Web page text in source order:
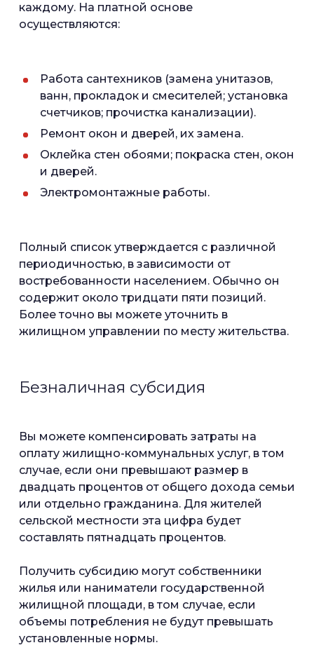
каждому. На платной основе
осуществляются:
Работа сантехников (замена унитазов,
ванн, прокладок и смесителей; установка
счетчиков; прочистка канализации).
Ремонт окон и дверей, их замена.
Оклейка стен обоями; покраска стен, окон
и дверей.
Электромонтажные работы.
Полный список утверждается с различной
периодичностью, в зависимости от
востребованности населением. Обычно он
содержит около тридцати пяти позиций.
Более точно вы можете уточнить в
жилищном управлении по месту жительства.
Безналичная субсидия
Вы можете компенсировать затраты на
оплату жилищно-коммунальных услуг, в том
случае, если они превышают размер в
двадцать процентов от общего дохода семьи
или отдельно гражданина. Для жителей
сельской местности эта цифра будет
составлять пятнадцать процентов.
Получить субсидию могут собственники
жилья или наниматели государственной
жилищной площади, в том случае, если
объемы потребления не будут превышать
установленные нормы.